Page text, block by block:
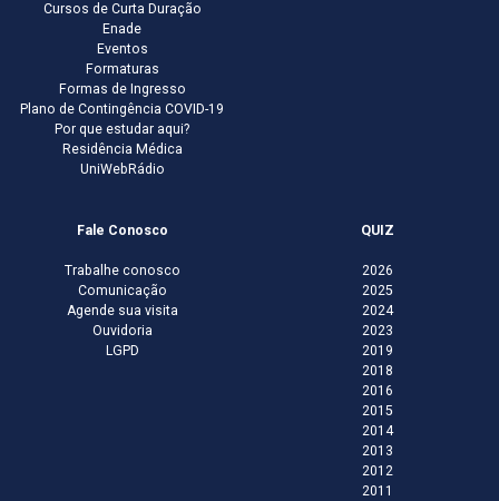
Cursos de Curta Duração
Enade
Eventos
Formaturas
Formas de Ingresso
Plano de Contingência COVID-19
Por que estudar aqui?
Residência Médica
UniWebRádio
Fale Conosco
Trabalhe conosco
Comunicação
Agende sua visita
Ouvidoria
LGPD
QUIZ
2026
2025
2024
2023
2019
2018
2016
2015
2014
2013
2012
2011